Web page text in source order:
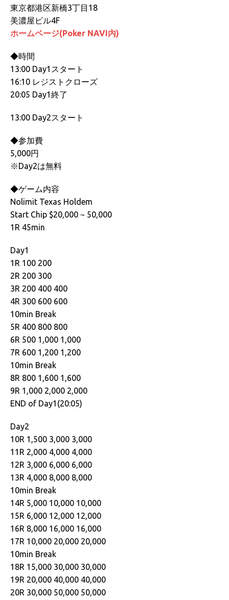
東京都港区新橋3丁目18
美濃屋ビル4F
ホームページ(Poker NAVI内)
◆時間
13:00 Day1スタート
16:10 レジストクローズ
20:05 Day1終了
13:00 Day2スタート
◆参加費
5,000円
※Day2は無料
◆ゲーム内容
Nolimit Texas Holdem
Start Chip $20,000 ~ 50,000
1R 45min
Day1
1R 100 200
2R 200 300
3R 200 400 400
4R 300 600 600
10min Break
5R 400 800 800
6R 500 1,000 1,000
7R 600 1,200 1,200
10min Break
8R 800 1,600 1,600
9R 1,000 2,000 2,000
END of Day1(20:05)
Day2
10R 1,500 3,000 3,000
11R 2,000 4,000 4,000
12R 3,000 6,000 6,000
13R 4,000 8,000 8,000
10min Break
14R 5,000 10,000 10,000
15R 6,000 12,000 12,000
16R 8,000 16,000 16,000
17R 10,000 20,000 20,000
10min Break
18R 15,000 30,000 30,000
19R 20,000 40,000 40,000
20R 30,000 50,000 50,000